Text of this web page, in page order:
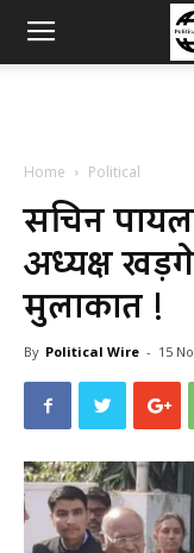
Home Political
सचिन
अध्यक्ष
मुलाकात !
By Political Wire - 15